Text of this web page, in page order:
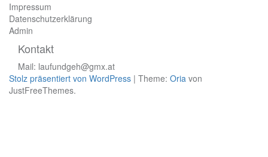
Impressum
Datenschutzerklärung
Admin
Kontakt
Mail: laufundgeh@gmx.at
Stolz präsentiert von WordPress | Theme: Oria von
JustFreeThemes.